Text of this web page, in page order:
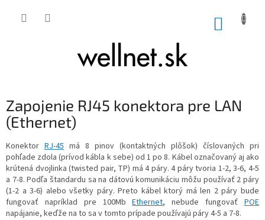
Zapojenie RJ45 konektora pre LAN
(Ethernet)
Konektor RJ-45 má 8 pinov (kontaktných plôšok) číslovaných pri
pohľade zdola (prívod kábla k sebe) od 1 po 8. Kábel označovaný aj ako
krútená dvojlinka (twisted pair, TP) má 4 páry. 4 páry tvoria 1-2, 3-6, 4-5
a 7-8. Podľa štandardu sa na dátovú komunikáciu môžu používať 2 páry
(1-2 a 3-6) alebo všetky páry. Preto kábel ktorý má len 2 páry bude
fungovať napríklad pre 100MbEthernet, nebude fungovaťPOE
napájanie, keďže na to sa v tomto prípade používajú páry 4-5 a 7-8.